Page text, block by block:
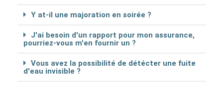
Y at-il une majoration en soirée ?
J'ai besoin d'un rapport pour mon assurance,
pourriez-vous m'en fournir un ?
Vous avez la possibilité de détécter une fuite
d'eau invisible ?